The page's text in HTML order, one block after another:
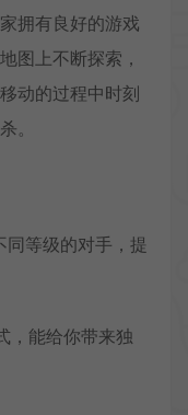
拥有良好的游戏
图上不断探索，
动的过程中时刻
。
同等级的对手，提
，能给你带来独